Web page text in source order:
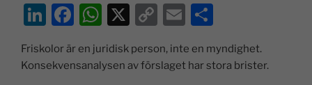
Li
k
F
c
W
at
X
C
p
E
ai a
Friskolor är en juridisk person, inte en myndighet.
Konsekvensanalysen av förslaget har stora brister.